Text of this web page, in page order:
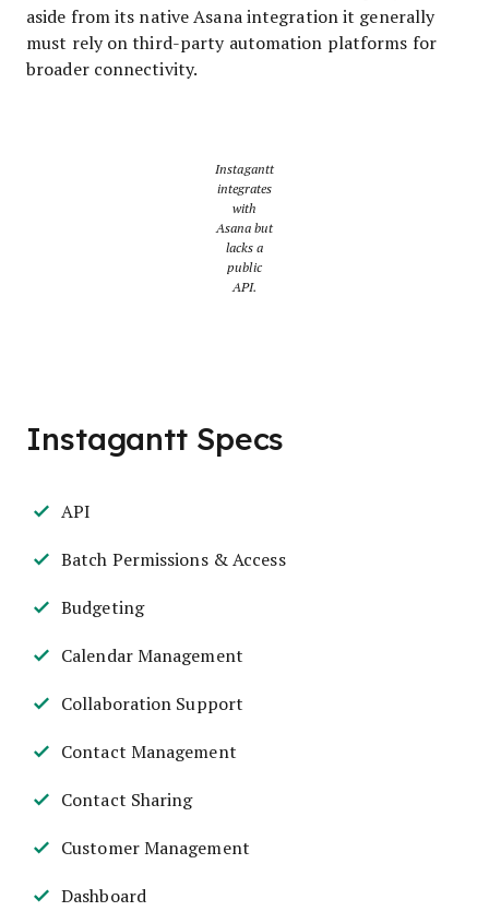
aside from its native Asana integration it generally
must rely on third-party automation platforms for
broader connectivity.
Instagantt
integrates
with
Asana but
lacks a
public
API.
Instagantt Specs
API
Batch Permissions & Access
Budgeting
Calendar Management
Collaboration Support
Contact Management
Contact Sharing
Customer Management
Dashboard